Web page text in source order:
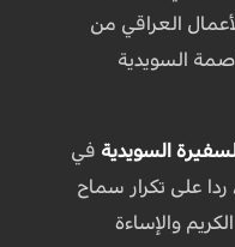
العراقي من
السويدية
السويدية في
ردا على تكرار سماح
والإساءة